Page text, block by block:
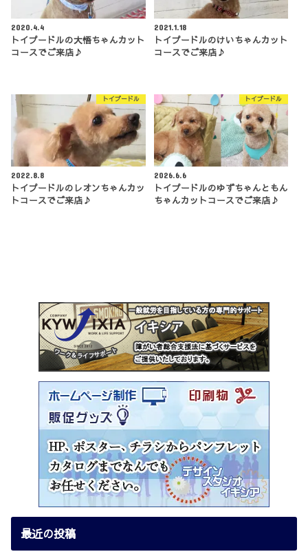
2020.4.4
トイプードルの大悟ちゃんカット
コースでご来店♪
2021.1.18
トイプードルのけいちゃんカット
コースでご来店♪
トイプードル
2022.8.8
トイプードルのレオンちゃんカッ
トコースでご来店♪
トイプードル
2026.6.6
トイプードルのゆずちゃんともん
ちゃんカットコースでご来店♪
最近の投稿